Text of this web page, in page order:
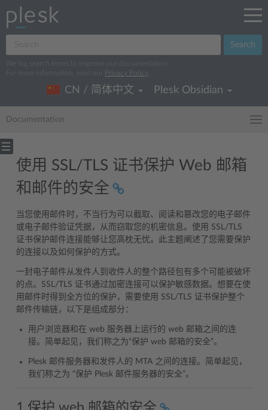
Search
We log search terms to improve our documentation.
For more information, read our
Privacy Policy
CN / 简体中文 Plesk Obsidian
Documentation
使用 SSL/TLS 证书保护 Web 邮箱
和邮件的安全
当您使用邮件时，不当行为可以截取、阅读和篡改您的电子邮件
或电子邮件验证凭据，从而窃取您的机密信息。使用 SSL/TLS
证书保护邮件连接能够让您高枕无忧。此主题阐述了您需要保护
的连接以及如何保护的方式。
一封电子邮件从发件人到收件人的整个路径包有多个可能被破坏
的点。SSL/TLS 证书通过加密连接可以保护敏感数据。想要在使
用邮件时得到全方位的保护，需要使用 SSL/TLS 证书保护整个
邮件传输链，以下是组成部分：
用户浏览器和在 web 服务器上运行的 web 邮箱之间的连
接。简单起见，我们称之为”保护 web 邮箱的安全”。
Plesk 邮件服务器和发件人的 MTA 之间的连接。简单起见，
我们称之为 “保护 Plesk 邮件服务器的安全”。
1 保护 web 邮箱的安全